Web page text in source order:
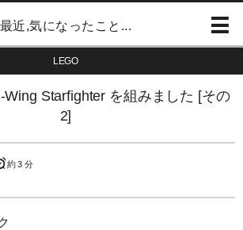
最近,気になったこと...
LEGO
Wing Starfighter を組みました [その
2]
約 3 分